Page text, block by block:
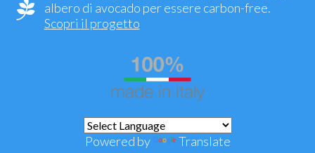
albero di avocado per essere carbon-free.
Scopri il progetto
Powered by Translate